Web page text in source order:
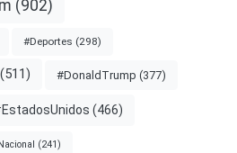
(902)
#Deportes (298)
(511) #DonaldTrump (377)
(466)
(241)